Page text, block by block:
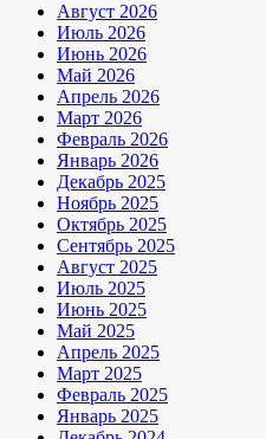
Август 2026
Июль 2026
Июнь 2026
Май 2026
Апрель 2026
Март 2026
Февраль 2026
Январь 2026
Декабрь 2025
Ноябрь 2025
Октябрь 2025
Сентябрь 2025
Август 2025
Июль 2025
Июнь 2025
Май 2025
Апрель 2025
Март 2025
Февраль 2025
Январь 2025